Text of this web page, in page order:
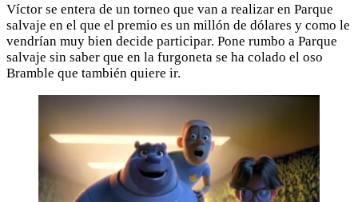
Víctor se entera de un torneo que van a realizar en Parque
salvaje en el que el premio es un millón de dólares y como le
vendrían muy bien decide participar. Pone rumbo a Parque
salvaje sin saber que en la furgoneta se ha colado el oso
Bramble que también quiere ir.